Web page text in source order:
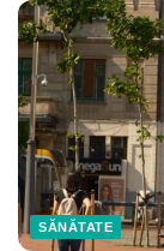
SĂNĂTATE